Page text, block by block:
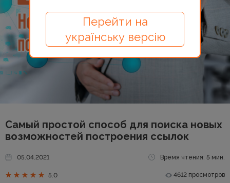
Самый простой способ для поиска новых
возможностей построения ссылок
05.04.2021 Время чтения: 5 мин.
5.0 4612 просмотров
Перейти на
українську версію